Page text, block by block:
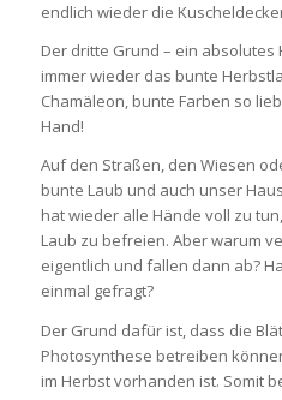
endlich wieder die
Der dritte Grund – ein absolutes
immer wieder das bunte
Chamäleon, bunte Farben so
Hand!
Auf den Straßen, den Wiesen
bunte Laub und auch unser
hat wieder alle Hände voll zu
Laub zu befreien. Aber warum
eigentlich und fallen dann ab?
einmal gefragt?
Der Grund dafür ist, dass die
Photosynthese betreiben
im Herbst vorhanden ist. Somit